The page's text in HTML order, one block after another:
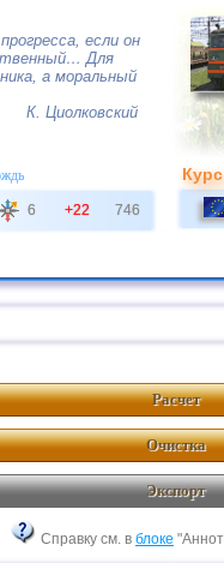
если он
Для
а моральный
К. Циолковский
6 +22 746
Расчет
Очистка
Экспорт
Справку см. в блоке